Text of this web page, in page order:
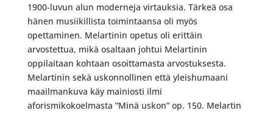
1900-luvun alun moderneja virtauksia. Tärkeä osa
hänen musiikillista toimintaansa oli myös
opettaminen. Melartinin opetus oli erittäin
arvostettua, mikä osaltaan johtui Melartinin
oppilaitaan kohtaan osoittamasta arvostuksesta.
Melartinin sekä uskonnollinen että yleishumaani
maailmankuva käy mainiosti ilmi
aforismikokoelmasta ”Minä uskon” op. 150. Melartin